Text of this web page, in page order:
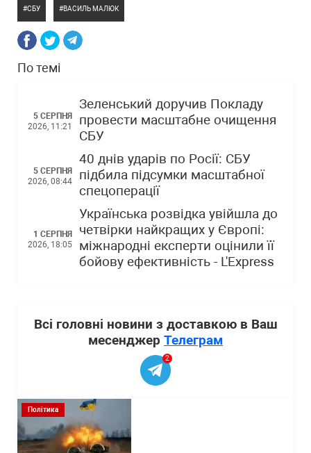
СБУ ВАСИЛЬ МАЛЮК
По темі
5 СЕРПНЯ
2026, 11:21
Зеленський доручив Покладу
провести масштабне очищення
СБУ
5 СЕРПНЯ
2026, 08:44
40 днів ударів по Росії: СБУ
підбила підсумки масштабної
спецоперації
1 СЕРПНЯ
2026, 18:05
Українська розвідка увійшла до
четвірки найкращих у Європі:
міжнародні експерти оцінили її
бойову ефективність - L'Express
Всі головні новини з доставкою в Ваш
месенджер Телеграм
2
Політика